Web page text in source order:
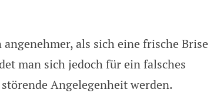
als sich eine frische Brise
man sich jedoch für ein falsches
Angelegenheit werden.